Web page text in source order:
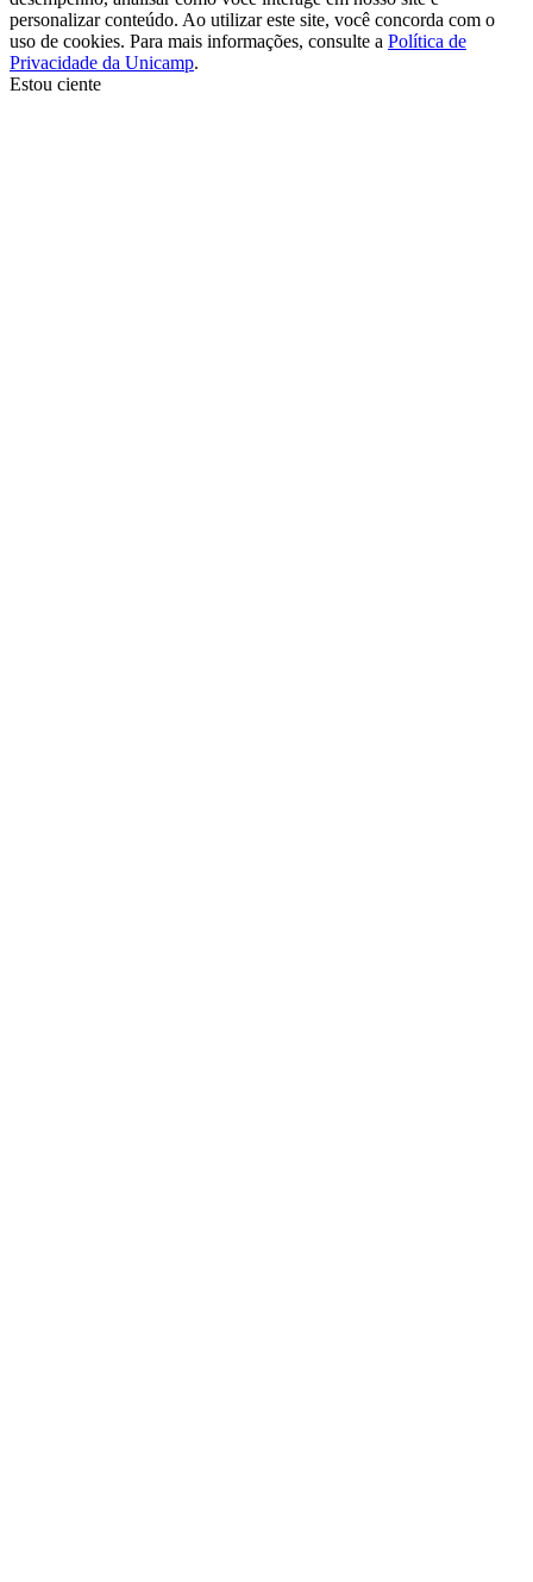
personalizar conteúdo. Ao utilizar este site, você concorda com o
uso de cookies. Para mais informações, consulte a Política de
Privacidade da Unicamp.
Estou ciente